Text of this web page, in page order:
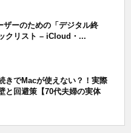
ザーのための「デジタル終
クリスト – iCloud・...
きでMacが使えない？！実際
と回避策【70代夫婦の実体